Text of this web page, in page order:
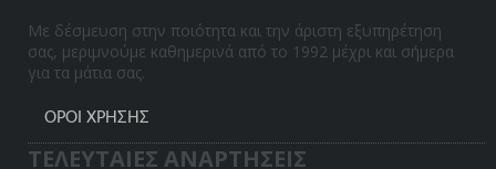
Με δέσμευση στην ποιότητα και την άριστη εξυπηρέτηση
σας, μεριμνούμε καθημερινά από το 1992 μέχρι και σήμερα
για τα μάτια σας.
ΌΡΟΙ ΧΡΉΣΗΣ
ΤΕΛΕΥΤΑΙΕΣ ΑΝΑΡΤΗΣΕΙΣ